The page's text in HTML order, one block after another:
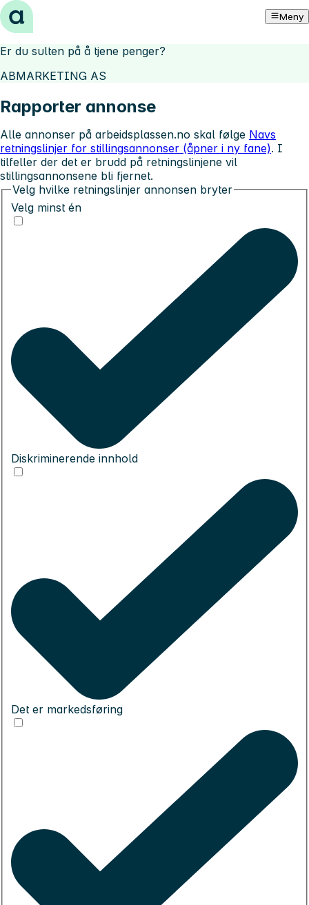
Hopp til innhold Meny
Er du sulten på å tjene penger?
ABMARKETING AS
Rapporter annonse
Alle annonser på arbeidsplassen.no skal følge Navs
retningslinjer for stillingsannonser (åpner i ny fane). I
tilfeller der det er brudd på retningslinjene vil
stillingsannonsene bli fjernet.
Velg hvilke retningslinjer annonsen bryter
Velg minst én
Diskriminerende innhold
Det er markedsføring